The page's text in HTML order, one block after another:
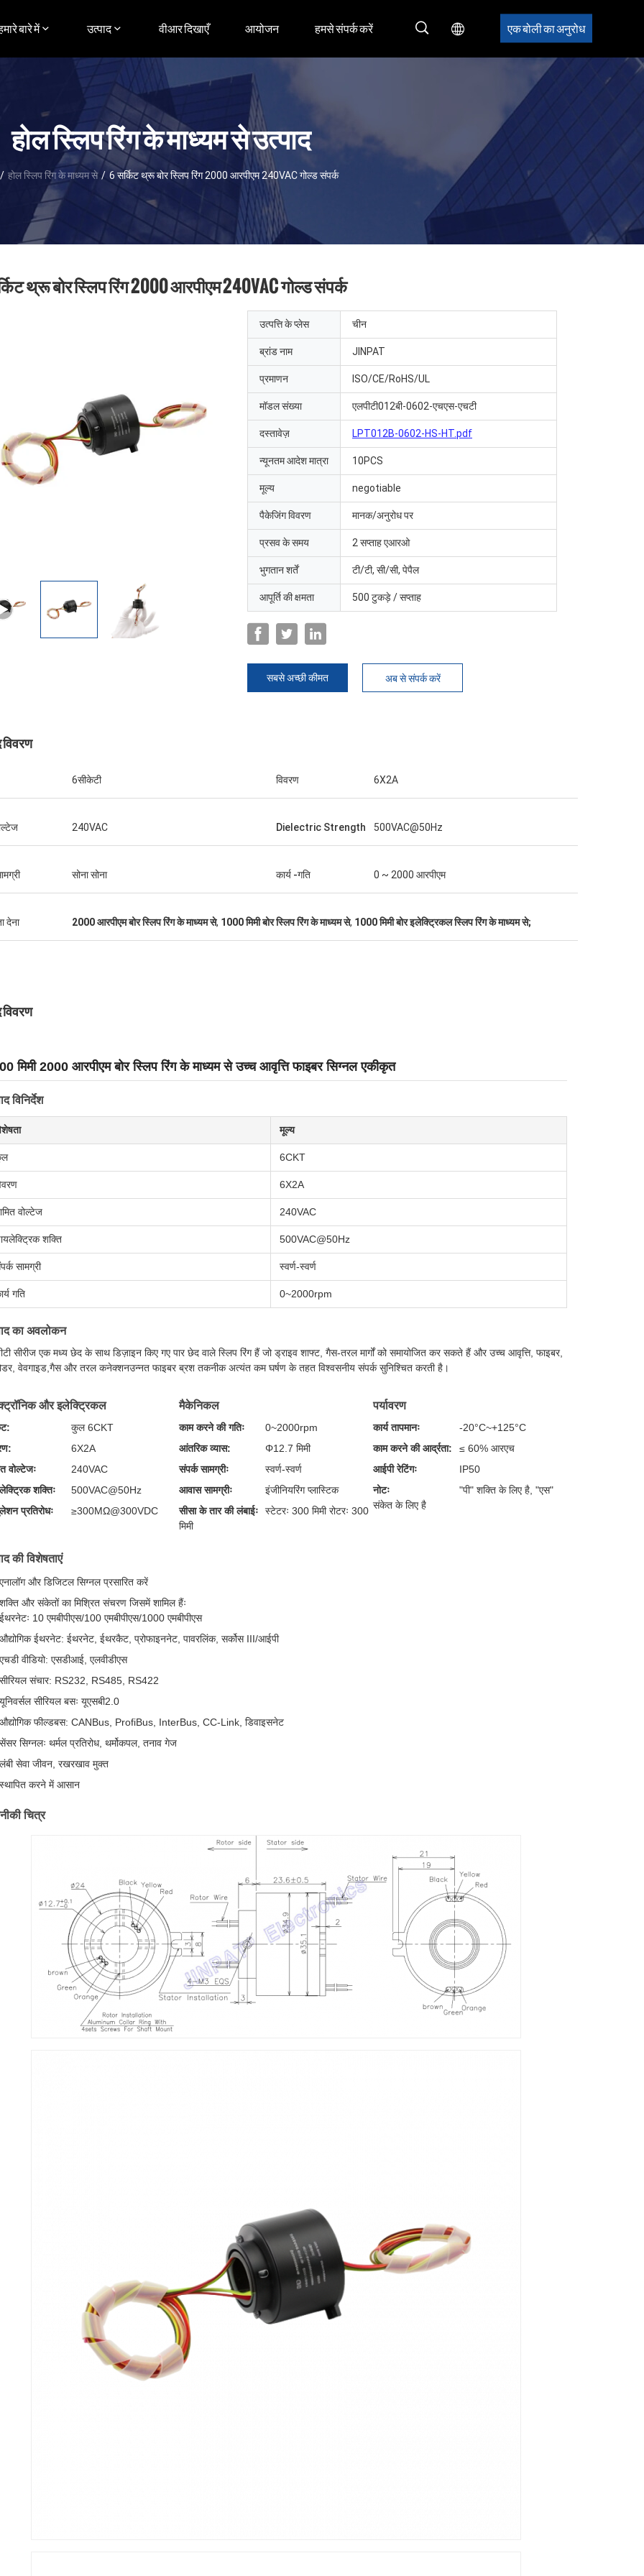
बारे में उत्पाद वीआर दिखाएँ आयोजन हमसे संपर्क करें एक बोली का अनुरोध
होल स्लिप रिंग के माध्यम से उत्पाद
/ होल स्लिप रिंग के माध्यम से / 6 सर्किट थ्रू बोर स्लिप रिंग 2000 आरपीएम 240VAC गोल्ड संपर्क
विलियम
की अंगूठी उपस्थिति अच्छी है, ध्यान से
फिर से आने की जरूरत है
थ्रू बोर स्लिप रिंग 2000 आरपीएम 240VAC गोल्ड संपर्क
उत्पत्ति के प्लेस चीन
ब्रांड नाम JINPAT
प्रमाणन ISO/CE/RoHS/UL
मॉडल संख्या एलपीटी012बी-0602-एचएस-एचटी
दस्तावेज़ LPT012B-0602-HS-HT.pdf
न्यूनतम आदेश मात्रा 10PCS
मूल्य negotiable
पैकेजिंग विवरण मानक/अनुरोध पर
प्रसव के समय 2 सप्ताह एआरओ
भुगतान शर्तें टी/टी, सी/सी, पेपैल
आपूर्ति की क्षमता 500 टुकड़े / सप्ताह
सबसे अच्छी कीमत अब से संपर्क करें
विवरण
6सीकेटी विवरण 6X2A
240VAC Dielectric Strength 500VAC@50Hz
सोना सोना कार्य -गति 0 ~ 2000 आरपीएम
देना 2000 आरपीएम बोर स्लिप रिंग के माध्यम से, 1000 मिमी बोर स्लिप रिंग के माध्यम से, 1000 मिमी बोर इलेक्ट्रिकल स्लिप रिंग के माध्यम से;
विवरण
मिमी 2000 आरपीएम बोर स्लिप रिंग के माध्यम से उच्च आवृत्ति फाइबर सिग्नल एकीकृत
विनिर्देश
मूल्य
6CKT
6X2A
वोल्टेज 240VAC
शक्ति 500VAC@50Hz
सामग्री स्वर्ण-स्वर्ण
गति 0~2000rpm
का अवलोकन
सीरीज एक मध्य छेद के साथ डिज़ाइन किए गए पार छेद वाले स्लिप रिंग हैं जो ड्राइव शाफ्ट, गैस-तरल मार्गों को समायोजित कर सकते हैं और उच्च आवृत्ति, फाइबर,
वेवगाइड,गैस और तरल कनेक्शनउन्नत फाइबर ब्रश तकनीक अत्यंत कम घर्षण के तहत विश्वसनीय संपर्क सुनिश्चित करती है।
और इलेक्ट्रिकल
कुल 6CKT
6X2A
वोल्टेजः
240VAC
शक्तिः
500VAC@50Hz
प्रतिरोधः
≥300MΩ@300VDC
मैकेनिकल
काम करने की गतिः
0~2000rpm
आंतरिक व्यास:
Φ12.7 मिमी
संपर्क सामग्रीः
स्वर्ण-स्वर्ण
आवास सामग्रीः
इंजीनियरिंग प्लास्टिक
सीसा के तार की लंबाईः
स्टेटरः 300 मिमी रोटरः 300
मिमी
पर्यावरण
कार्य तापमानः
-20°C~+125°C
काम करने की आर्द्रता:
≤ 60% आरएच
आईपी रेटिंगः
IP50
नोटः
"पी" शक्ति के लिए है, "एस"
संकेत के लिए है
की विशेषताएं
एनालॉग और डिजिटल सिग्नल प्रसारित करें
शक्ति और संकेतों का मिश्रित संचरण जिसमें शामिल हैंः
ईथरनेटः 10 एमबीपीएस/100 एमबीपीएस/1000 एमबीपीएस
औद्योगिक ईथरनेट: ईथरनेट, ईथरकैट, प्रोफाइननेट, पावरलिंक, सर्कोस III/आईपी
एचडी वीडियो: एसडीआई, एलवीडीएस
सीरियल संचार: RS232, RS485, RS422
यूनिवर्सल सीरियल बसः यूएसबी2.0
औद्योगिक फील्डबस: CANBus, ProfiBus, InterBus, CC-Link, डिवाइसनेट
सेंसर सिग्नलः थर्मल प्रतिरोध, थर्मोकपल, तनाव गेज
लंबी सेवा जीवन, रखरखाव मुक्त
स्थापित करने में आसान
चित्र